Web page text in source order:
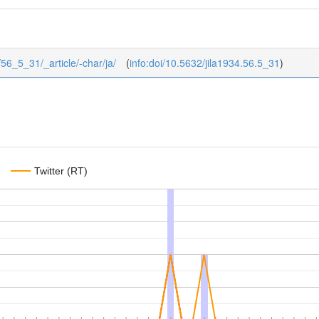
_article/-char/ja/ (info:doi/10.5632/jila1934.56.5_31)
Twitter (RT)